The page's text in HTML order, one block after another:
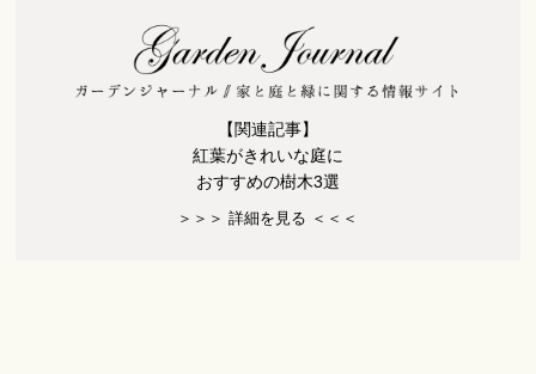
【関連記事】
紅葉がきれいな庭に
おすすめの樹木3選
＞＞＞ 詳細を見る ＜＜＜